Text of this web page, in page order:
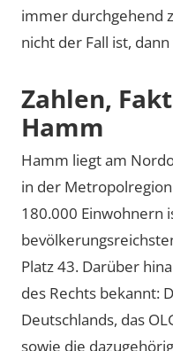
immer durchgehend
nicht der Fall ist, dann
Zahlen,
Hamm
Hamm liegt am
in der
180.000 Einwohnern
Platz 43. Darüber
des Rechts bekannt:
Deutschlands, das
sowie die